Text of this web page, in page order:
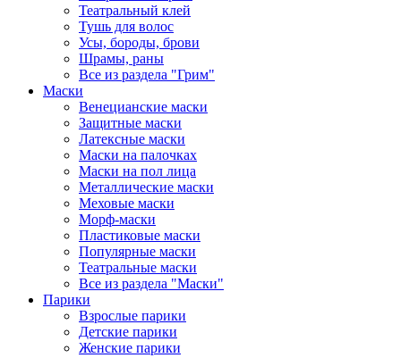
Театральный клей
Тушь для волос
Усы, бороды, брови
Шрамы, раны
Все из раздела "Грим"
Маски
Венецианские маски
Защитные маски
Латексные маски
Маски на палочках
Маски на пол лица
Металлические маски
Меховые маски
Морф-маски
Пластиковые маски
Популярные маски
Театральные маски
Все из раздела "Маски"
Парики
Взрослые парики
Детские парики
Женские парики